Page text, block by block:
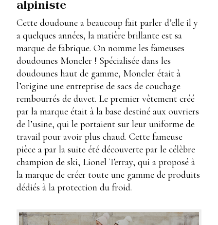
alpiniste
Cette doudoune a beaucoup fait parler d’elle il y
a quelques années, la matière brillante est sa
marque de fabrique. On nomme les fameuses
doudounes Moncler ! Spécialisée dans les
doudounes haut de gamme, Moncler était à
l’origine une entreprise de sacs de couchage
rembourrés de duvet. Le premier vêtement créé
par la marque était à la base destiné aux ouvriers
de l’usine, qui le portaient sur leur uniforme de
travail pour avoir plus chaud. Cette fameuse
pièce a par la suite été découverte par le célèbre
champion de ski, Lionel Terray, qui a proposé à
la marque de créer toute une gamme de produits
dédiés à la protection du froid.